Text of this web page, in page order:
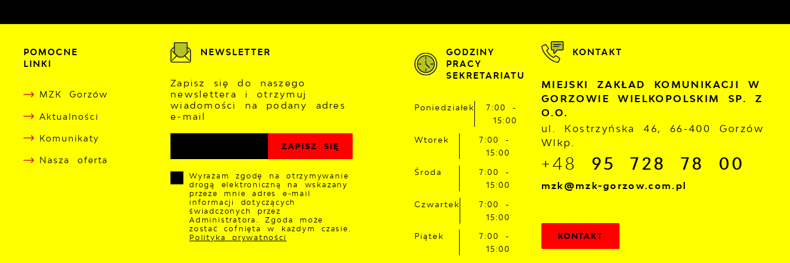
POMOCNE
LINKI
MZK Gorzów
Aktualności
Komunikaty
Nasza oferta
NEWSLETTER
Zapisz się do naszego
newslettera i otrzymuj
wiadomości na podany adres
e-mail
Wyrażam zgodę na otrzymywanie
drogą elektroniczną na wskazany
przeze mnie adres e-mail
informacji dotyczących
świadczonych przez
Administratora. Zgoda może
zostać cofnięta w każdym czasie.
Polityka prywatności
GODZINY
PRACY
SEKRETARIATU
Poniedziałek
7:00 -
15:00
Wtorek
7:00 -
15:00
Środa
7:00 -
15:00
Czwartek
7:00 -
15:00
Piątek
7:00 -
15:00
KONTAKT
MIEJSKI ZAKŁAD KOMUNIKACJI W
GORZOWIE WIELKOPOLSKIM SP. Z
O.O.
ul. Kostrzyńska 46, 66-400 Gorzów
Wlkp.
+48 95 728 78 00
mzk@mzk-gorzow.com.pl
KONTAKT